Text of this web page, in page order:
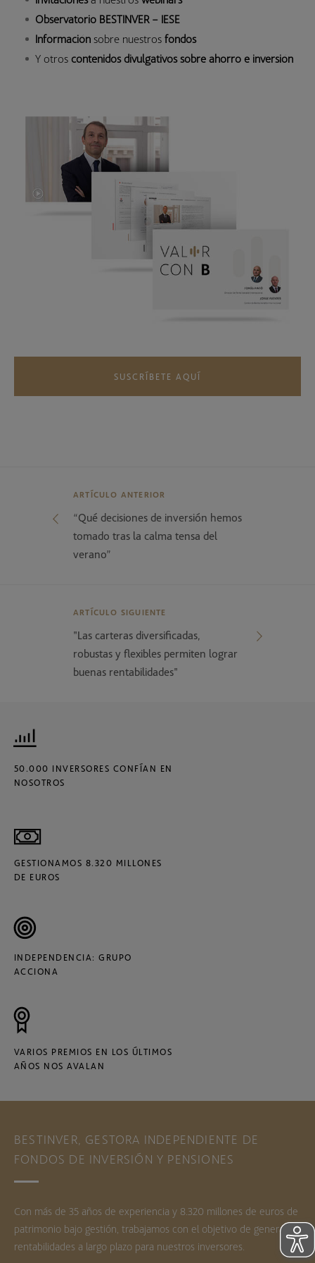
Observatorio BESTINVER – IESE
Información sobre nuestros fondos
Y otros contenidos divulgativos sobre ahorro e inversión
SUSCRÍBETE AQUÍ
ARTÍCULO ANTERIOR
“Qué decisiones de inversión hemos
tomado tras la calma tensa del
verano”
ARTÍCULO SIGUIENTE
"Las carteras diversificadas,
robustas y flexibles permiten lograr
buenas rentabilidades"
50.000 INVERSORES CONFÍAN EN
NOSOTROS
GESTIONAMOS 8.320 MILLONES
DE EUROS
INDEPENDENCIA: GRUPO
ACCIONA
VARIOS PREMIOS EN LOS ÚLTIMOS
AÑOS NOS AVALAN
BESTINVER, GESTORA INDEPENDIENTE DE
FONDOS DE INVERSIÓN Y PENSIONES
Con más de 35 años de experiencia y 8.320 millones de euros de
patrimonio bajo gestión, trabajamos con el objetivo de generar
rentabilidades a largo plazo para nuestros inversores.